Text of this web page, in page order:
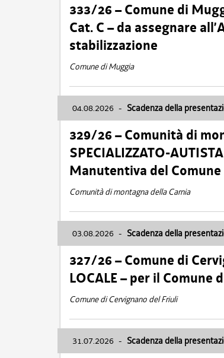
333/26 – Comune di
Cat. C – da assegnare
stabilizzazione
Comune di Muggia
04.08.2026 - Scadenza della
329/26 – Comunità di
SPECIALIZZATO-
Manutentiva del Comune
Comunità di montagna della Carnia
03.08.2026 - Scadenza della
327/26 – Comune di
LOCALE – per il Comune
Comune di Cervignano del Friuli
31.07.2026 - Scadenza della